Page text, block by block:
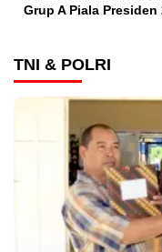
Grup A Piala Presiden
TNI & POLRI